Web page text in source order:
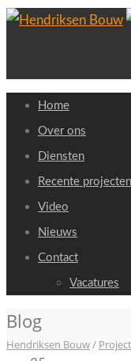
Home
Over ons
Diensten
Recente projecten
Video
Nieuws
Contact
Vacatures
Blog
Hendriksen Bouw/